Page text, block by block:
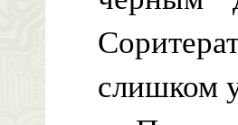
слишком